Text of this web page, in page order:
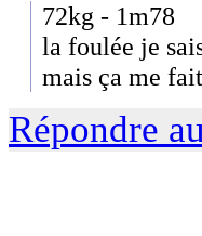
72kg - 1m78
la foulée je
mais ça me
Répondre